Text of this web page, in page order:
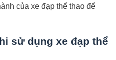
của xe đạp thể thao để
sử dụng xe đạp thể